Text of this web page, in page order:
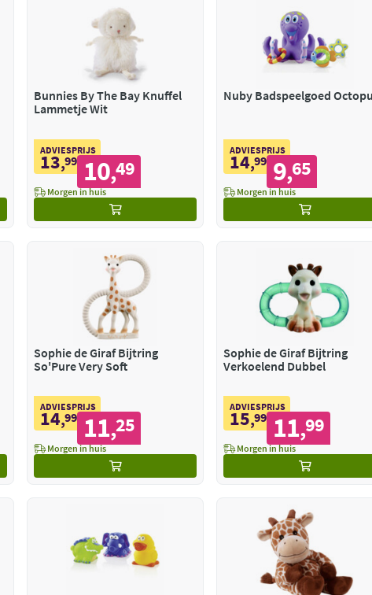
Bunnies By The Bay Knuffel
Lammetje Wit
ADVIESPRIJS
13,99 10,49
Morgen in huis
Nuby Badspeelgoed
ADVIESPRIJS
14,99 9,65
Morgen in huis
Sophie de Giraf Bijtring
So'Pure Very Soft
ADVIESPRIJS
14,99 11,25
Morgen in huis
Sophie de Giraf Bijtring
Verkoelend Dubbel
ADVIESPRIJS
15,99 11,99
Morgen in huis